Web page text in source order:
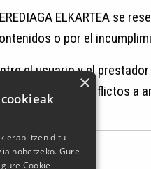
ELKARTEA se
o por el
el usuario y el
someter sus conflictos a
×
erabiltzen ditu
hobetzeko. Gure
Cookie